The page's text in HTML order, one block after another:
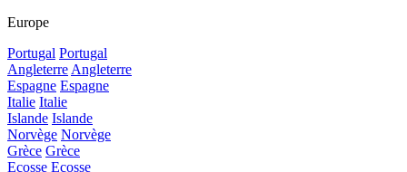
Europe
Portugal Portugal
Angleterre Angleterre
Espagne Espagne
Italie Italie
Islande Islande
Norvège Norvège
Grèce Grèce
Ecosse Ecosse